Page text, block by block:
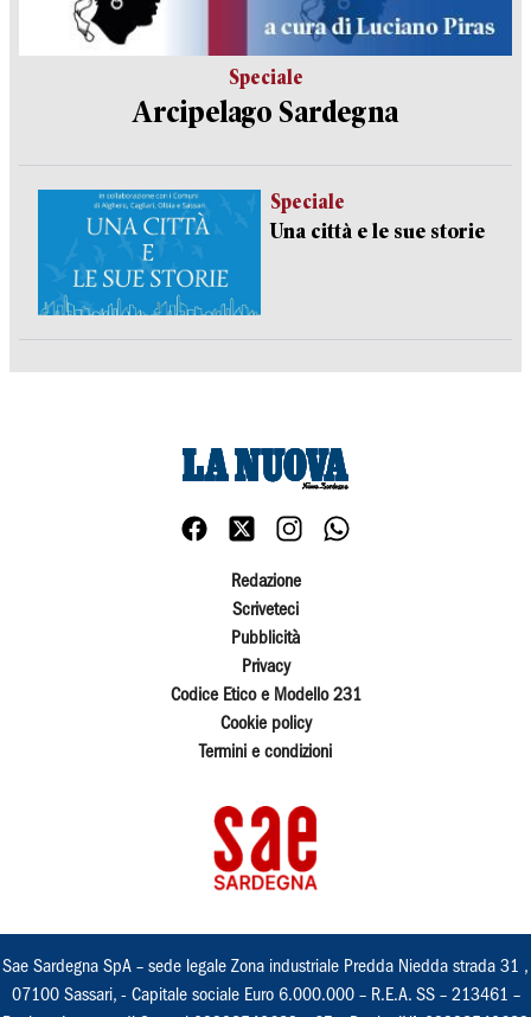
Speciale
Arcipelago Sardegna
Speciale
Una città e le sue storie
Redazione
Scriveteci
Pubblicità
Privacy
Codice Etico e Modello 231
Cookie policy
Termini e condizioni
Sae Sardegna SpA – sede legale Zona industriale Predda Niedda strada 31 ,
07100 Sassari, - Capitale sociale Euro 6.000.000 – R.E.A. SS – 213461 –